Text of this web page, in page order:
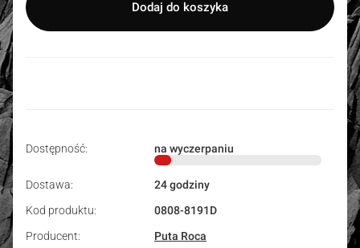
Dodaj do koszyka
Dostępność: na wyczerpaniu
Dostawa:
24 godziny
Kod produktu:
0808-8191D
Producent:
Puta Roca